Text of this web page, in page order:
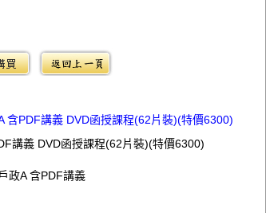
含PDF講義 DVD函授課程(62片裝)(特價6300)
講義 DVD函授課程(62片裝)(特價6300)
政A 含PDF講義